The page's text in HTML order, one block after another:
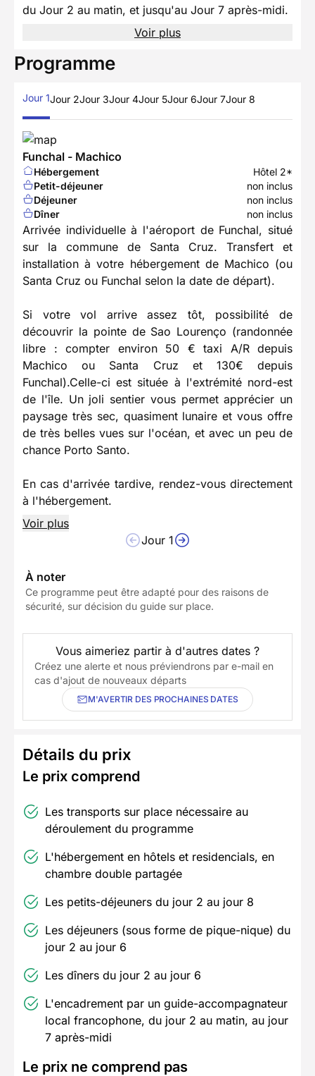
du Jour 2 au matin, et jusqu'au Jour 7 après-midi.
Voir plus
Programme
Jour 1Jour 2Jour 3Jour 4Jour 5Jour 6Jour 7Jour 8
Funchal - Machico
Hébergement
Hôtel 2*
Petit-déjeuner
non inclus
Déjeuner
non inclus
Dîner
non inclus
Arrivée individuelle à l'aéroport de Funchal, situé
sur la commune de Santa Cruz. Transfert et
installation à votre hébergement de Machico (ou
Santa Cruz ou Funchal selon la date de départ).
Si votre vol arrive assez tôt, possibilité de
découvrir la pointe de Sao Lourenço (randonnée
libre : compter environ 50 € taxi A/R depuis
Machico ou Santa Cruz et 130€ depuis
Funchal).Celle-ci est située à l'extrémité nord-est
de l'île. Un joli sentier vous permet apprécier un
paysage très sec, quasiment lunaire et vous offre
de très belles vues sur l'océan, et avec un peu de
chance Porto Santo.
En cas d'arrivée tardive, rendez-vous directement
à l'hébergement.
Voir plus
Jour 1
À noter
Ce programme peut être adapté pour des raisons de
sécurité, sur décision du guide sur place.
Vous aimeriez partir à d'autres dates ?
Créez une alerte et nous préviendrons par e-mail en
cas d'ajout de nouveaux départs
M'AVERTIR DES PROCHAINES DATES
Détails du prix
Le prix comprend
Les transports sur place nécessaire au
déroulement du programme
L'hébergement en hôtels et residencials, en
chambre double partagée
Les petits-déjeuners du jour 2 au jour 8
Les déjeuners (sous forme de pique-nique) du
jour 2 au jour 6
Les dîners du jour 2 au jour 6
L'encadrement par un guide-accompagnateur
local francophone, du jour 2 au matin, au jour
7 après-midi
Le prix ne comprend pas